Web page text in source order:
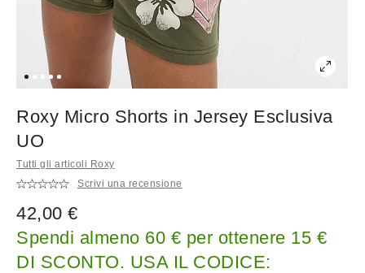
Roxy Micro Shorts in Jersey Esclusiva
UO
Tutti gli articoli Roxy
Scrivi una recensione
42,00 €
Spendi almeno 60 € per ottenere 15 €
DI SCONTO. USA IL CODICE: